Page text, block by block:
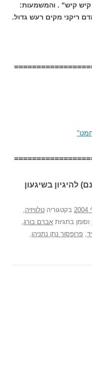
קיש" . והמשמעות:
ריקני מקים רעש גדול.
להיגיון בשיגעון
בקטגוריה טלוויזיה
וסומן בתגיות אברם בורג
פרופסור נתן נתניהו